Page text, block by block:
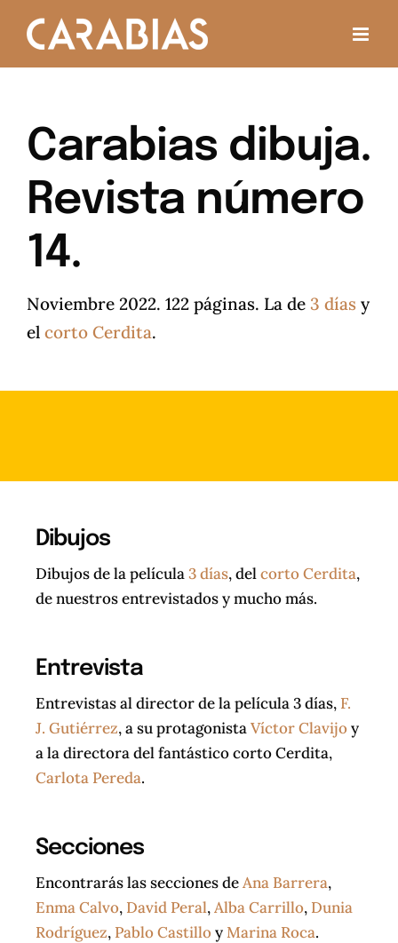
contenido
Carabias dibuja.
Revista número
14.
Noviembre 2022. 122 páginas. La de 3 días y
el corto Cerdita.
Dibujos
Dibujos de la película3 días, delcorto Cerdita,
de nuestros entrevistados y mucho más.
Entrevista
Entrevistas al director de la película 3 días, F.
J. Gutiérrez, a su protagonistaVíctor Clavijoy
a la directora del fantástico corto Cerdita,
Carlota Pereda.
Secciones
Encontrarás las secciones deAna Barrera,
Enma Calvo, David Peral,Alba Carrillo, Dunia
Rodríguez, Pablo CastilloyMarina Roca.